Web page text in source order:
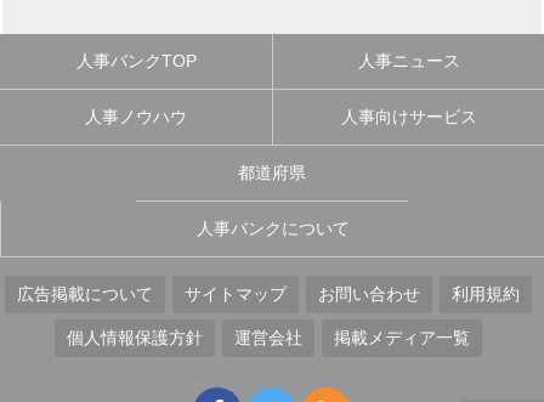
人事バンクTOP 人事ニュース
人事ノウハウ 人事向けサービス
都道府県
人事バンクについて
広告掲載について サイトマップ お問い合わせ 利用規約
個人情報保護方針 運営会社 掲載メディア一覧